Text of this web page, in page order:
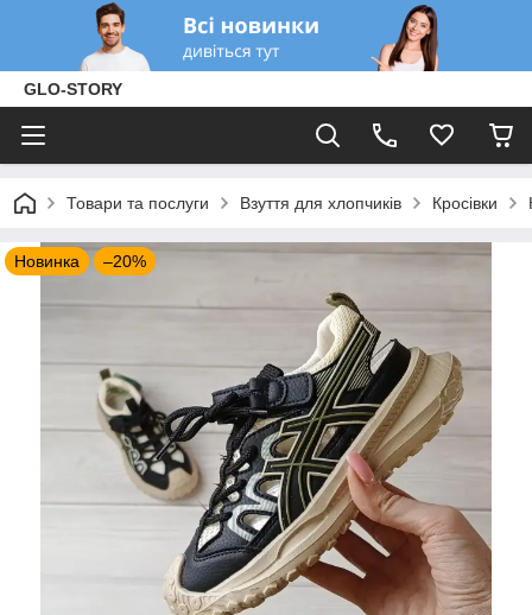
GLO-STORY
Товари та послуги Взуття для хлопчиків Кросівки
Новинка –20%